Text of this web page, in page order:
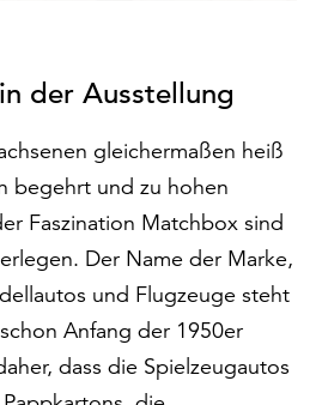
der Ausstellung
gleichermaßen heiß
begehrt und zu hohen
Faszination Matchbox sind
Der Name der Marke,
und Flugzeuge steht
Anfang der 1950er
dass die Spielzeugautos